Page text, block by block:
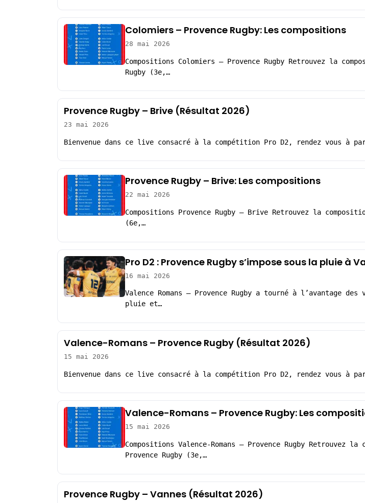
Colomiers – Provence Rugby: Les compositions
28 mai 2026
Compositions Colomiers – Provence Rugby Retrouvez la
Rugby (3e,…
Provence Rugby – Brive (Résultat 2026)
23 mai 2026
Bienvenue dans ce live consacré à la compétition Pro D2, rendez vous à
Provence Rugby – Brive: Les compositions
22 mai 2026
Compositions Provence Rugby – Brive Retrouvez la
(6e,…
Pro D2 : Provence Rugby s’impose sous la pluie à
16 mai 2026
Valence Romans – Provence Rugby a tourné à l’avantage
pluie et…
Valence-Romans – Provence Rugby (Résultat 2026)
15 mai 2026
Bienvenue dans ce live consacré à la compétition Pro D2, rendez vous à
Valence-Romans – Provence Rugby: Les
15 mai 2026
Compositions Valence-Romans – Provence Rugby Retrouvez
Provence Rugby (3e,…
Provence Rugby – Vannes (Résultat 2026)